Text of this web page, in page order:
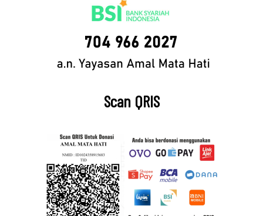
Scan QRIS